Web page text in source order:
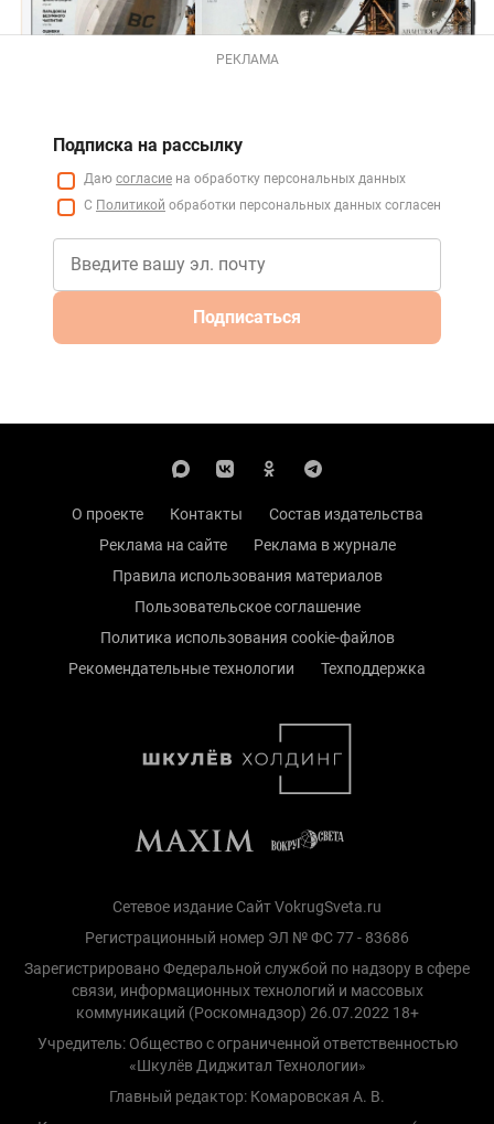
РЕКЛАМА
Подписка на рассылку
Даю согласие на обработку персональных данных
С Политикой обработки персональных данных согласен
Подписаться
О проекте Контакты
Состав издательства
Реклама на сайте
Реклама в журнале
Правила использования материалов
Пользовательское соглашение
Политика использования cookie-файлов
Рекомендательные технологии
Техподдержка
Сетевое издание Сайт VokrugSveta.ru
Регистрационный номер ЭЛ № ФС 77 - 83686
Зарегистрировано Федеральной службой по надзору в сфере
связи, информационных технологий и массовых
коммуникаций (Роскомнадзор) 26.07.2022 18+
Учредитель: Общество с ограниченной ответственностью
«Шкулёв Диджитал Технологии»
Главный редактор: Комаровская А. В.